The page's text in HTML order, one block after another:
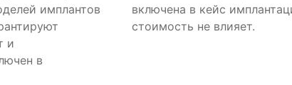
имплантов
и
в
включена в кейс
стоимость не влияет.